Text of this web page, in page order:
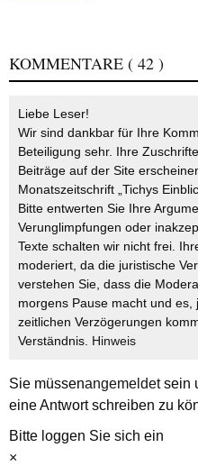
KOMMENTARE ( 42 )
Liebe Leser!
Wir sind dankbar für Ihre
Beteiligung sehr. Ihre
Beiträge auf der Site
Monatszeitschrift „Tichys
Bitte entwerten Sie Ihre
Verunglimpfungen oder
Texte schalten wir nicht frei.
moderiert, da die juristische
verstehen Sie, dass die
morgens Pause macht und es,
zeitlichen Verzögerungen
Verständnis. Hinweis
Sie müssenangemeldetsein
eine Antwort schreiben zu
Bitte loggen Sie sich ein
×